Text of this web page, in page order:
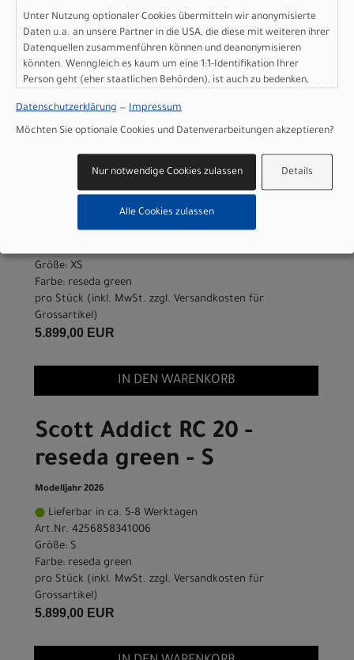
Art.Nr. 4256858341002
Farbe: reseda green
pro Stück (inkl. MwSt. zzgl. Versandkosten für
Grossartikel)
5.899,00 EUR
Scott Addict RC 20 -
reseda green - XS
Lieferbar in ca. 5-8 Werktagen
Größe: XS
Farbe: reseda green
pro Stück (inkl. MwSt. zzgl. Versandkosten für
Grossartikel)
5.899,00 EUR
IN DEN WARENKORB
Scott Addict RC 20 -
reseda green - S
Modelljahr 2026
Lieferbar in ca. 5-8 Werktagen
Art.Nr. 4256858341006
Größe: S
Farbe: reseda green
pro Stück (inkl. MwSt. zzgl. Versandkosten für
Grossartikel)
5.899,00 EUR
Unter Nutzung optionaler Cookies übermitteln wir anonymisierte
Daten u.a. an unsere Partner in die USA, die diese mit weiteren ihrer
Datenquellen zusammenführen können und deanonymisieren
könnten. Wenngleich es kaum um eine 1:1-Identifikation Ihrer
Person geht (eher staatlichen Behörden), ist auch zu bedenken,
sind wie bei uns in der Europäischen Union.
Datenschutzerklärung — Impressum
Möchten Sie optionale Cookies und Datenverarbeitungen akzeptieren?
Details
Nur notwendige Cookies zulassen
Alle Cookies zulassen